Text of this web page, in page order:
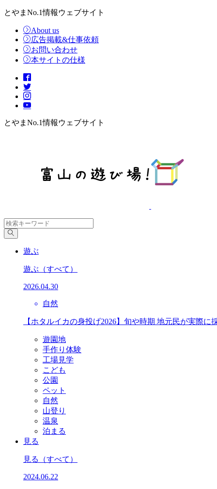
とやまNo.1情報ウェブサイト
About us
広告掲載&仕事依頼
お問い合わせ
本サイトの仕様
とやまNo.1情報ウェブサイト
遊ぶ
遊ぶ （すべて）
2026.04.30
自然
【ホタルイカの身投げ2026】旬や時期 地元民が実際に
遊園地
手作り体験
工場見学
こども
公園
ペット
自然
山登り
温泉
泊まる
見る
見る （すべて）
2024.06.22